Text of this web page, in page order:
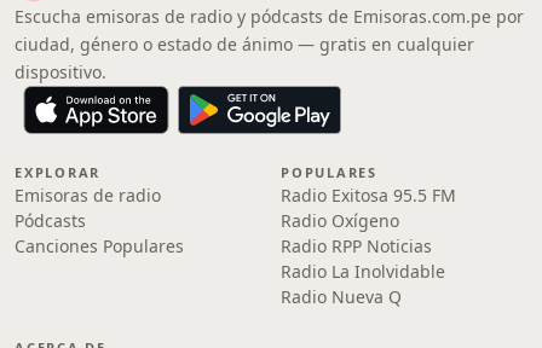
Escucha emisoras de radio y pódcasts de Emisoras.com.pe por
ciudad, género o estado de ánimo — gratis en cualquier
dispositivo.
EXPLORAR
Emisoras de radio
Pódcasts
Canciones Populares
POPULARES
Radio Exitosa 95.5 FM
Radio Oxígeno
Radio RPP Noticias
Radio La Inolvidable
Radio Nueva Q